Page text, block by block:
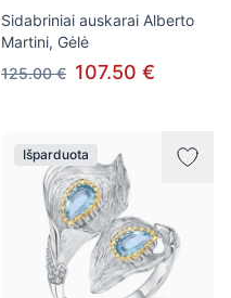
Sidabriniai auskarai Alberto
Martini, Gėlė
125.00 € 107.50 €
Išparduota